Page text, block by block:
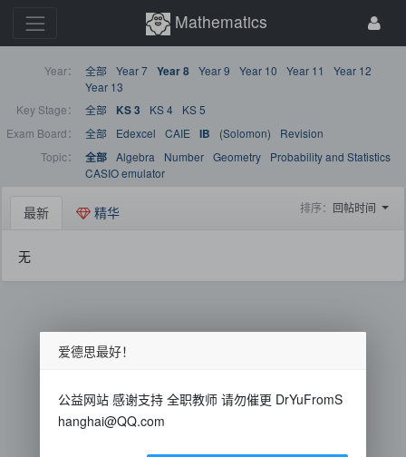
Mathematics
Year： 全部 Year 7 Year 8 Year 9 Year 10 Year 11
Year 12
Year 13
Key Stage：
全部 KS 3 KS 4
KS 5
Exam Board：
全部 Edexcel CAIE IB (Solomon)
Revision
Topic：
全部 Algebra Number Geometry
Probability and Statistics
CASIO emulator
最新 精华 排序： 回帖时间
无
爱德思最好！
公益网站 感谢支持 全职教师 请勿催更 DrYuFromS
hanghai@QQ.com